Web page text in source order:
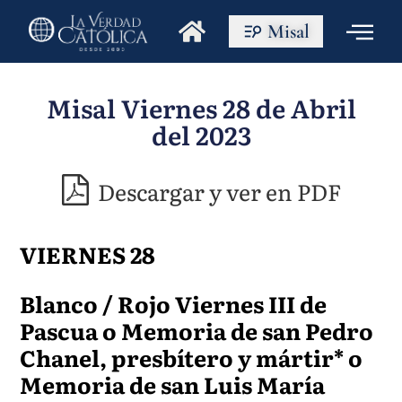
Misal
Misal Viernes 28 de Abril
del 2023
Descargar y ver en PDF
VIERNES 28
Blanco / Rojo Viernes III de
Pascua o Memoria de san Pedro
Chanel, presbítero y mártir* o
Memoria de san Luis María